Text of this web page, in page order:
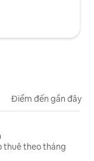
Điểm đến gần đây
thuê theo tháng